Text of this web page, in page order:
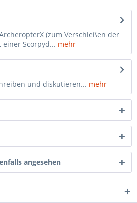
(zum Verschießen der
Scorpyd... mehr
und diskutieren... mehr
angesehen